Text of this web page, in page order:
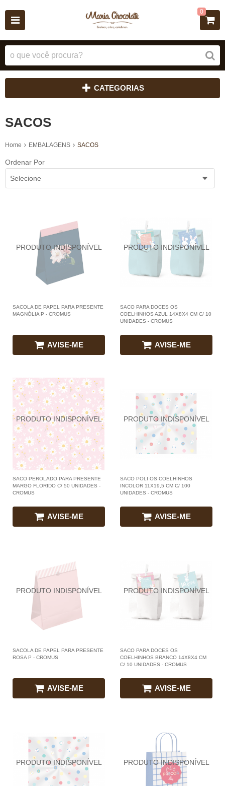
0
CATEGORIAS
SACOS
Home EMBALAGENS SACOS
Ordenar Por
Selecione
SACOLA DE PAPEL PARA PRESENTE
MAGNÓLIA P - CROMUS
AVISE-ME
SACO PARA DOCES OS
COELHINHOS AZUL 14X8X4 CM C/ 10
UNIDADES - CROMUS
AVISE-ME
SACO PEROLADO PARA PRESENTE
MARGO FLORIDO C/ 50 UNIDADES -
CROMUS
AVISE-ME
SACO POLI OS COELHINHOS
INCOLOR 11X19,5 CM C/ 100
UNIDADES - CROMUS
AVISE-ME
SACOLA DE PAPEL PARA PRESENTE
ROSA P - CROMUS
AVISE-ME
SACO PARA DOCES OS
COELHINHOS BRANCO 14X8X4 CM
C/ 10 UNIDADES - CROMUS
AVISE-ME